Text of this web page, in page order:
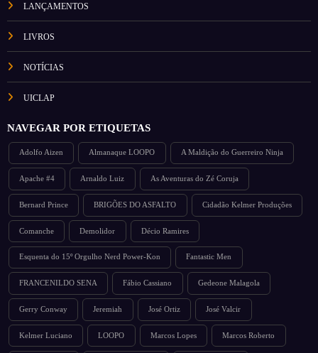
LANÇAMENTOS
LIVROS
NOTÍCIAS
UICLAP
NAVEGAR POR ETIQUETAS
Adolfo Aizen Almanaque LOOPO A Maldição do Guerreiro Ninja
Apache #4 Arnaldo Luiz As Aventuras do Zé Coruja
Bernard Prince BRIGÕES DO ASFALTO Cidadão Kelmer Produções
Comanche Demolidor Décio Ramires
Esquenta do 15º Orgulho Nerd Power-Kon Fantastic Men
FRANCENILDO SENA Fábio Cassiano Gedeone Malagola
Gerry Conway Jeremiah José Ortiz José Valcir
Kelmer Luciano LOOPO Marcos Lopes Marcos Roberto